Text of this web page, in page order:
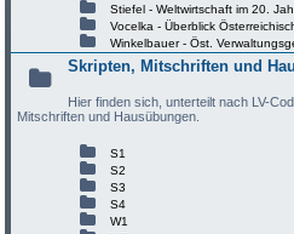
Stiefel - Weltwirtschaft im 20.
Vocelka - Überblick
Winkelbauer - Öst.
Skripten, Mitschriften und
Hier finden sich, unterteilt nach LV-
Mitschriften und Hausübungen.
S1
S2
S3
S4
W1